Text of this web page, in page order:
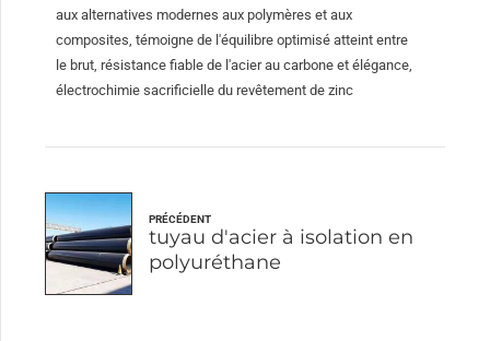
aux alternatives modernes aux polymères et aux
composites, témoigne de l'équilibre optimisé atteint entre
le brut, résistance fiable de l'acier au carbone et élégance,
électrochimie sacrificielle du revêtement de zinc
PRÉCÉDENT
tuyau d'acier à isolation en
polyuréthane